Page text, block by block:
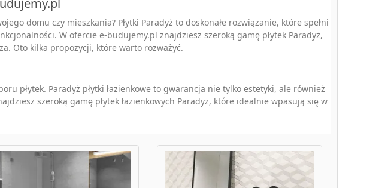
domu czy mieszkania? Płytki Paradyż to doskonałe rozwiązanie, które spełni
W ofercie e-budujemy.pl znajdziesz szeroką gamę płytek Paradyż,
Oto kilka propozycji, które warto rozważyć.
płytek. Paradyż płytki łazienkowe to gwarancja nie tylko estetyki, ale również
szeroką gamę płytek łazienkowych Paradyż, które idealnie wpasują się w
kreatywności, płytki patchwork Paradyż będą doskonałym rozwiązaniem. W e-
płytek, które pozwolą Ci stworzyć niepowtarzalne aranżacje. Ich różnorodność